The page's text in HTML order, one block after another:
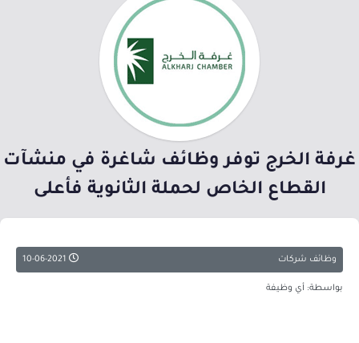
غرفة الخرج توفر وظائف شاغرة في منشآت
القطاع الخاص لحملة الثانوية فأعلى
وظائف شركات
بواسطة: أي وظيفة